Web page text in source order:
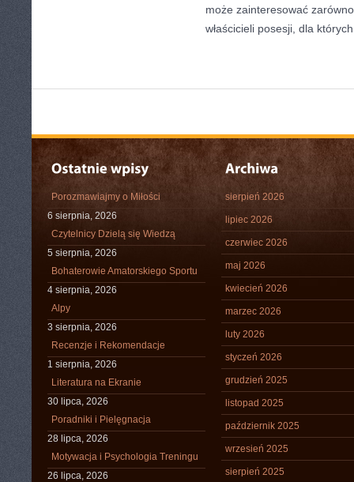
może zainteresować
właścicieli posesji, dla
Porozmawiajmy o Miłości
6 sierpnia, 2026
Czytelnicy Dzielą się Wiedzą
5 sierpnia, 2026
Bohaterowie Amatorskiego Sportu
4 sierpnia, 2026
Alpy
3 sierpnia, 2026
Recenzje i Rekomendacje
1 sierpnia, 2026
Literatura na Ekranie
30 lipca, 2026
Poradniki i Pielęgnacja
28 lipca, 2026
Motywacja i Psychologia Treningu
26 lipca, 2026
sierpień 2026
lipiec 2026
czerwiec 2026
maj 2026
kwiecień 2026
marzec 2026
luty 2026
styczeń 2026
grudzień 2025
listopad 2025
październik 2025
wrzesień 2025
sierpień 2025